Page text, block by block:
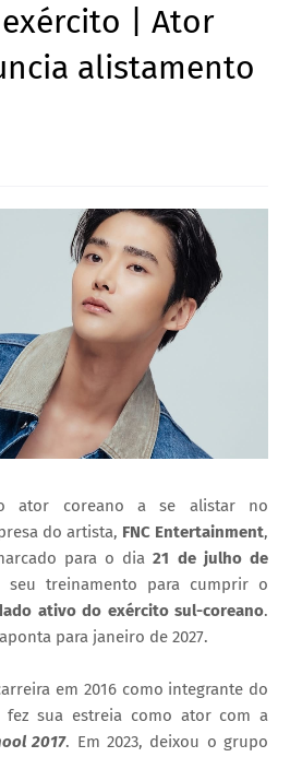
| Ator
alistamento
ator coreano a se alistar no
do artista, FNC Entertainment,
para o dia21 de julho de
treinamento para cumprir o
ativo do exército sul-coreano.
para janeiro de 2027.
em 2016 como integrante do
fez sua estreia como ator com a
2017. Em 2023, deixou o grupo